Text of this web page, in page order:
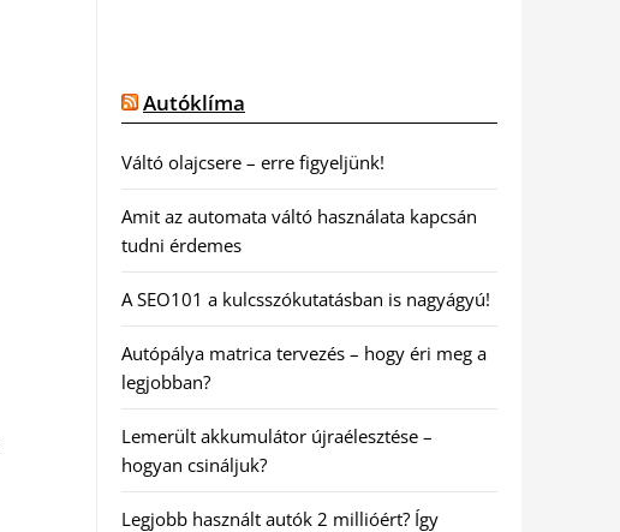
Autóklíma
Váltó olajcsere – erre figyeljünk!
Amit az automata váltó használata kapcsán
tudni érdemes
A SEO101 a kulcsszókutatásban is nagyágyú!
Autópálya matrica tervezés – hogy éri meg a
legjobban?
Lemerült akkumulátor újraélesztése –
hogyan csináljuk?
Legjobb használt autók 2 millióért? Így